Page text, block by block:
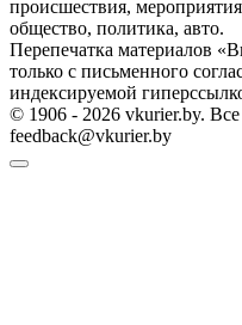
происшествия,
общество, политика, авто.
Перепечатка материалов
только с письменного
индексируемой
© 1906 - 2026 vkurier.by.
feedback@vkurier.by